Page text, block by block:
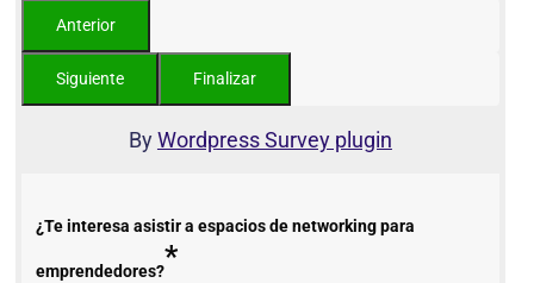
ByWordpress Survey plugin
¿Te interesa asistir a espacios de networking para
emprendedores?*